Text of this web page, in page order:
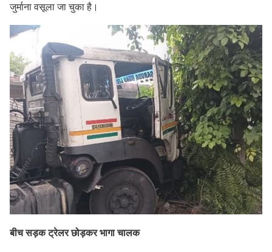
जुर्माना वसूला जा चुका है।
बीच सड़क ट्रेलर छोड़कर भागा चालक